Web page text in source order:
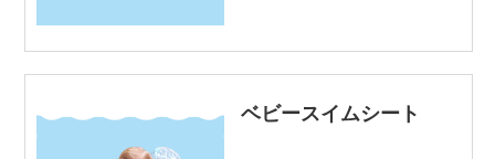
ベビースイムシート